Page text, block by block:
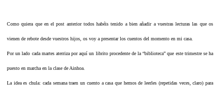
Como quiera que en el post anterior todos habéis tenido a bien añadir a vuestras lecturas las que os
vienen de rebote desde vuestros hijos, os voy a presentar los cuentos del momento en mi casa.
Por un lado cada martes aterriza por aquí un librito procedente de la “biblioteca” que este trimestre se ha
puesto en marcha en la clase de Ainhoa.
La idea es chula: cada semana traen un cuento a casa que hemos de leerles (repetidas veces, claro) para